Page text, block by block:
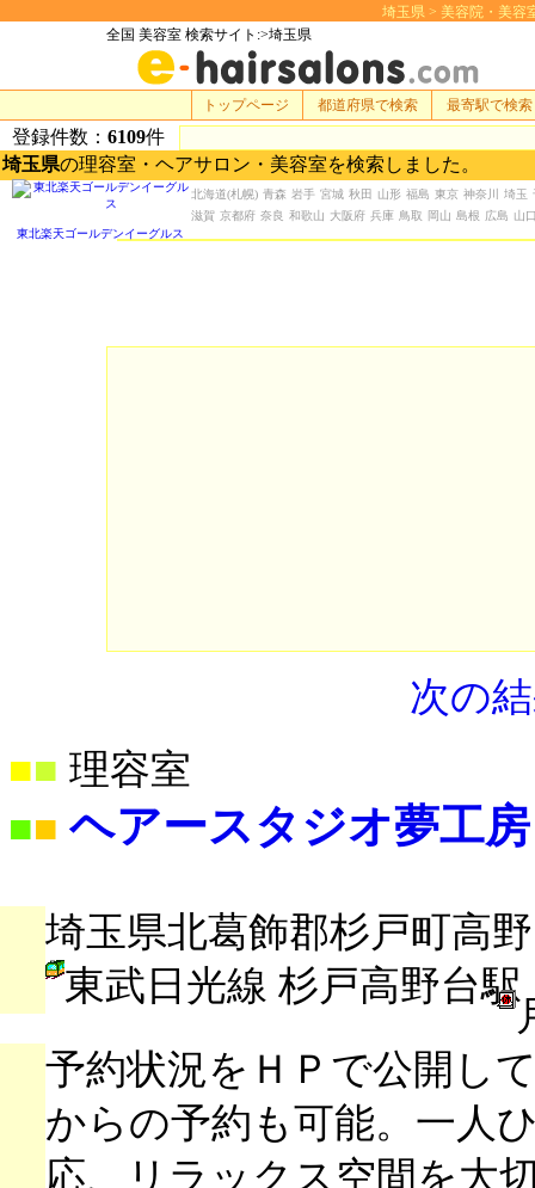
埼玉県 > 美容院・美容
全国 美容室 検索サイト:>埼玉県
登録件数： 6109件
埼玉県の理容室・ヘアサロン・美容室を検索しました。
次の
■ 理容室
■■ ヘアースタジオ夢工房
埼玉県北葛飾郡杉戸町高
東武日光線 杉戸高野台駅
予約状況をＨＰで公開し
からの予約も可能。一人
応、リラックス空間を大
北海道(札幌) 青森 岩手 宮城 秋田 山形 福島 東京 神奈川 埼玉
滋賀 京都府 奈良 和歌山 大阪府 兵庫 鳥取 岡山 島根 広島 山
トップページ 都道府県で検索 最寄駅で検索
東北楽天ゴールデンイーグルス